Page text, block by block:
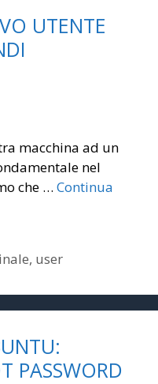
UTENTE
macchina ad un
nel
che … Continua
, user
PASSWORD